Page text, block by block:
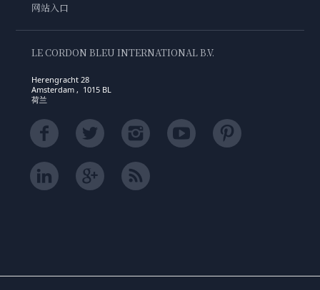
网站入口
LE CORDON BLEU INTERNATIONAL B.V.
Herengracht 28
Amsterdam , 1015 BL
荷兰